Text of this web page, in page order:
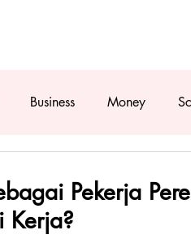
Business Money
Pekerja
Kerja?